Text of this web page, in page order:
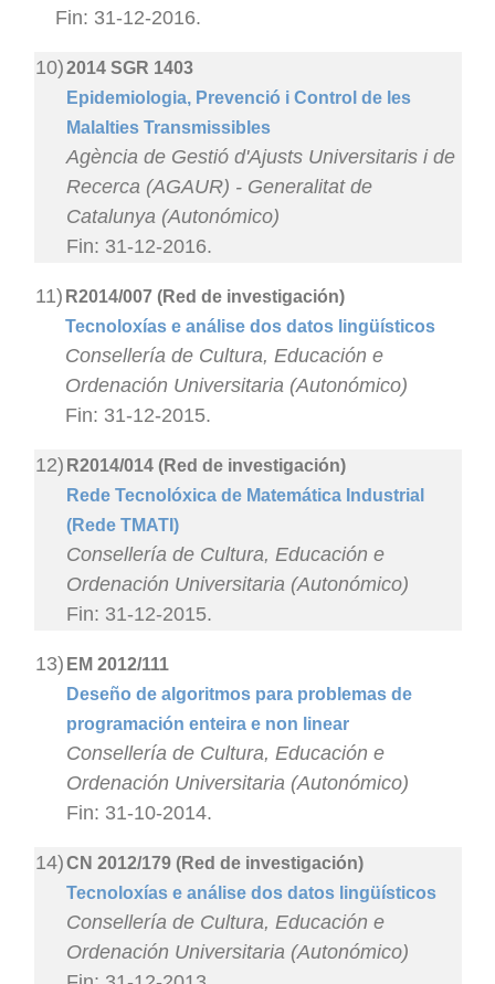
Fin: 31-12-2016.
10)2014 SGR 1403
Epidemiologia, Prevenció i Control de les
Malalties Transmissibles
Agència de Gestió d'Ajusts Universitaris i de
Recerca (AGAUR) - Generalitat de
Catalunya (Autonómico)
Fin: 31-12-2016.
11) R2014/007 (Red de investigación)
Tecnoloxías e análise dos datos lingüísticos
Consellería de Cultura, Educación e
Ordenación Universitaria (Autonómico)
Fin: 31-12-2015.
12) R2014/014 (Red de investigación)
Rede Tecnolóxica de Matemática Industrial
(Rede TMATI)
Consellería de Cultura, Educación e
Ordenación Universitaria (Autonómico)
Fin: 31-12-2015.
13) EM 2012/111
Deseño de algoritmos para problemas de
programación enteira e non linear
Consellería de Cultura, Educación e
Ordenación Universitaria (Autonómico)
Fin: 31-10-2014.
14)CN 2012/179 (Red de investigación)
Tecnoloxías e análise dos datos lingüísticos
Consellería de Cultura, Educación e
Ordenación Universitaria (Autonómico)